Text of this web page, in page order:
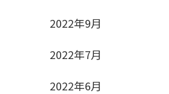
2022年9月
2022年7月
2022年6月